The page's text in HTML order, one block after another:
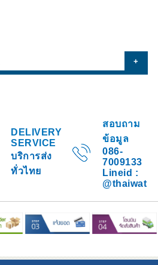
+
DELIVERY
SERVICE
บริการส่ง
ทั่วไทย
สอบถาม
ข้อมูล
086-
7009133
Lineid :
@thaiwat